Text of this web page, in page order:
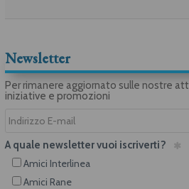
La chiamavano Cinquemila
Anna Lavatelli
Newsletter
Per rimanere aggiornato sulle nostre
iniziative e promozioni
A quale newsletter vuoi iscriverti?
Amici Interlinea
Amici Rane